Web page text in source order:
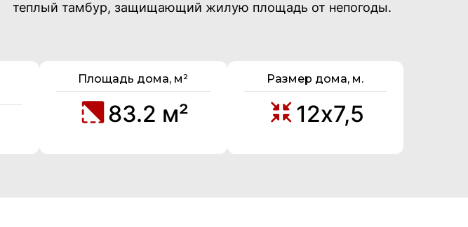
теплый тамбур, защищающий жилую площадь от непогоды.
Площадь дома, м²
83.2 м²
Размер дома, м.
12х7,5